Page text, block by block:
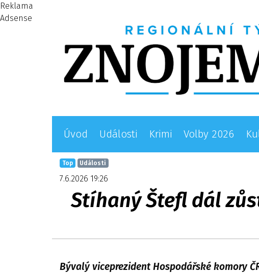
Úvod Události Krimi Volby 2026
Reklama
Adsense
Top Události
7.6.2026 19:26
Stíhaný Štefl dál
Bývalý viceprezident Hospodářské komory